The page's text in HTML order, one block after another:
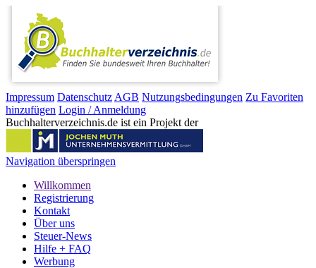
Impressum Datenschutz AGB Nutzungsbedingungen Zu Favoriten
hinzufügen Login / Anmeldung
Buchhalterverzeichnis.de ist ein Projekt der
Navigation überspringen
Willkommen
Registrierung
Kontakt
Über uns
Steuer-News
Hilfe + FAQ
Werbung